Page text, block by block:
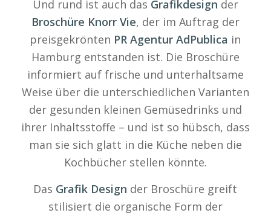
Und rund ist auch das Grafikdesign der
Broschüre Knorr Vie, der im Auftrag der
preisgekrönten PR Agentur AdPublica in
Hamburg entstanden ist. Die Broschüre
informiert auf frische und unterhaltsame
Weise über die unterschiedlichen Varianten
der gesunden kleinen Gemüsedrinks und
ihrer Inhaltsstoffe – und ist so hübsch, dass
man sie sich glatt in die Küche neben die
Kochbücher stellen könnte.
Das Grafik Design der Broschüre greift
stilisiert die organische Form der